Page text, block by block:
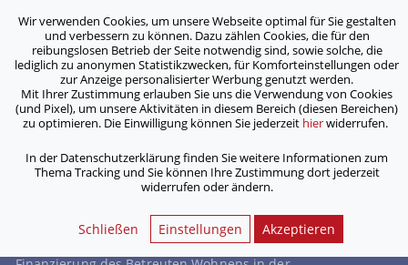
ASB Bonn/Rhein-Sieg/Eifel e.V.
bewegt Menschen
Finanzierung des Betreuten
Wohnens in der
Eingliederungshilfe
Dienstleistungen /
Ambulante Betreuungsangebote /
Ambulant Betreutes Wohnen /
Wir verwenden Cookies, um unsere Webseite optimal für Sie gestalten
und verbessern zu können. Dazu zählen Cookies, die für den
reibungslosen Betrieb der Seite notwendig sind, sowie solche, die
lediglich zu anonymen Statistikzwecken, für Komforteinstellungen oder
zur Anzeige personalisierter Werbung genutzt werden.
Mit Ihrer Zustimmung erlauben Sie uns die Verwendung von Cookies
(und Pixel), um unsere Aktivitäten in diesem Bereich (diesen Bereichen)
zu optimieren. Die Einwilligung können Sie jederzeit hierwiderrufen.
In der Datenschutzerklärung finden Sie weitere Informationen zum
Thema Tracking und Sie können Ihre Zustimmung dort jederzeit
widerrufen oder ändern.
Schließen Einstellungen Akzeptieren